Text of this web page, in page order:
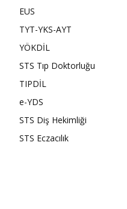
EUS
TYT-YKS-AYT
YÖKDİL
STS Tıp Doktorluğu
TIPDİL
e-YDS
STS Diş Hekimliği
STS Eczacılık